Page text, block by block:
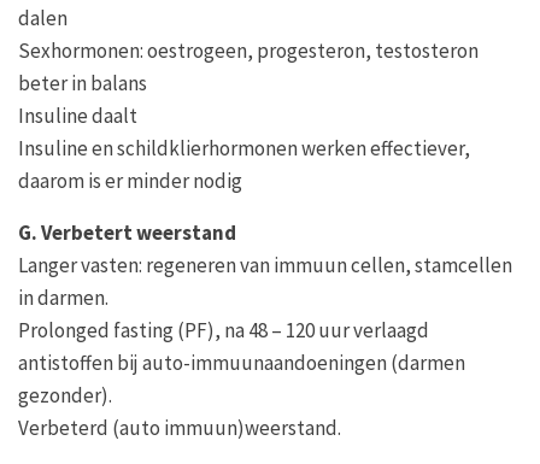
dalen
Sexhormonen: oestrogeen, progesteron, testosteron
beter in balans
Insuline daalt
Insuline en schildklierhormonen werken effectiever,
daarom is er minder nodig
G. Verbetert weerstand
Langer vasten: regeneren van immuun cellen, stamcellen
in darmen.
Prolonged fasting (PF), na 48 – 120 uur verlaagd
antistoffen bij auto-immuunaandoeningen (darmen
gezonder).
Verbeterd (auto immuun)weerstand.